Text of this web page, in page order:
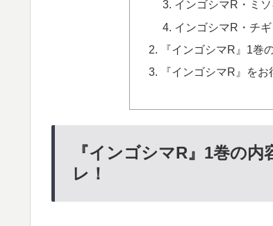
インゴシマR・ミ
インゴシマR・チギ
『インゴシマR』1巻
『インゴシマR』を
『インゴシマR』1巻の
レ！